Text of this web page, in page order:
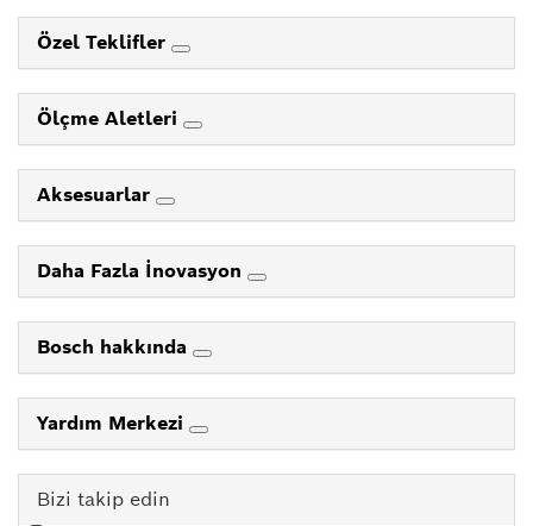
Özel Teklifler
Ölçme Aletleri
Aksesuarlar
Daha Fazla İnovasyon
Bosch hakkında
Yardım Merkezi
Bizi takip edin